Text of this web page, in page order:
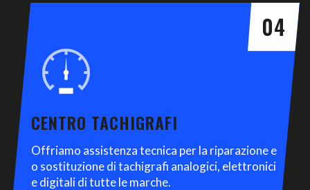
04
CENTRO TACHIGRAFI
Offriamo assistenza tecnica per la riparazione e
o sostituzione di tachigrafi analogici, elettronici
e digitali di tutte le marche.